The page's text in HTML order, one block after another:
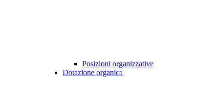
Posizioni organizzative
Dotazione organica